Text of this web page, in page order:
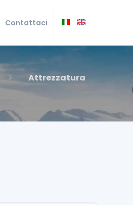
Contattaci
Attrezzatura